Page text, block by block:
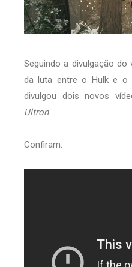
Seguindo a divulgação
da luta entre o Hulk e o
divulgou dois novos
Ultron.
Confiram: